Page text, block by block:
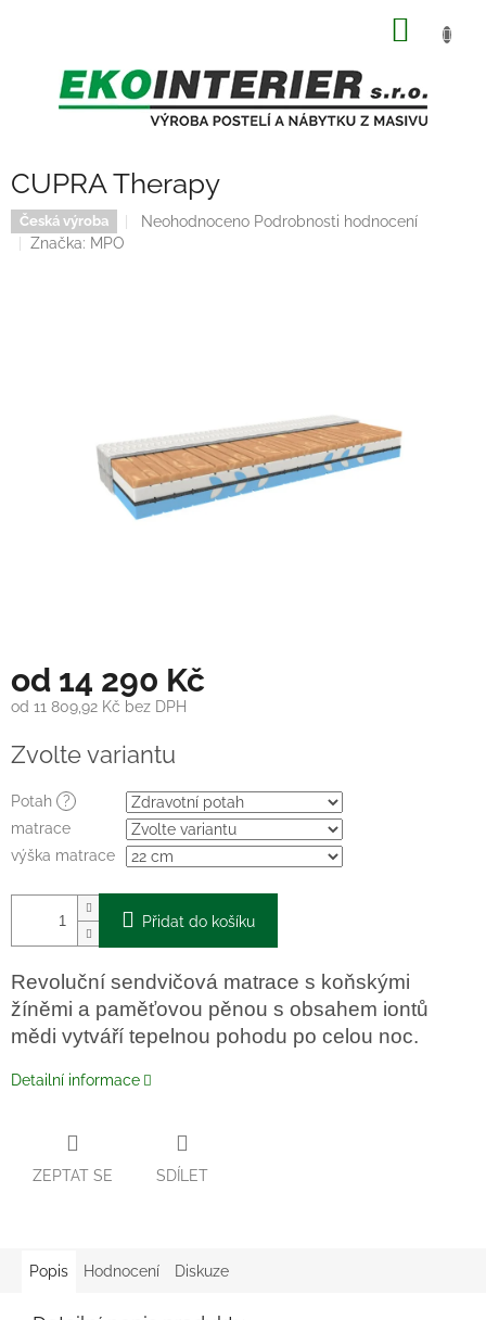
CUPRA Therapy
Česká výroba
Průměrné
Neohodnoceno Podrobnosti hodnocení
Značka: MPO
od 14 290 Kč
od 11 809,92 Kč bez DPH
cena:
Zvolte variantu
Potah
?
matrace
výška matrace
Přidat do košíku
Revoluční sendvičová matrace s koňskými
žíněmi a paměťovou pěnou s obsahem iontů
mědi vytváří tepelnou pohodu po celou noc.
Detailní informace
ZEPTAT SE SDÍLET
Popis Hodnocení Diskuze